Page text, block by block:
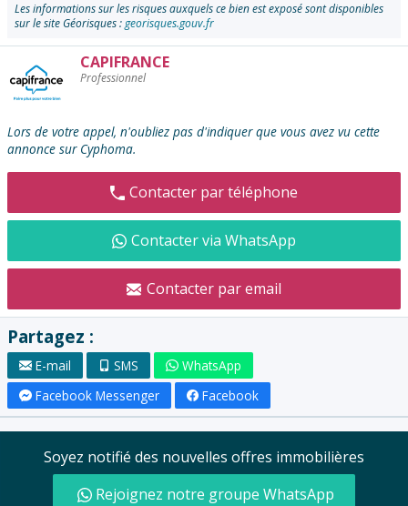
Les informations sur les risques auxquels ce bien est exposé sont disponibles
sur le site Géorisques :georisques.gouv.fr
Contacter
l'annonceur
CAPIFRANCE
Professionnel
Lors de votre appel, n'oubliez pas d'indiquer que vous avez vu cette
annonce sur Cyphoma.
Contacter par téléphone
Contacter via WhatsApp
Contacter par email
Partagez :
E-mail SMS
WhatsApp
Facebook Messenger
Facebook
Soyez notifié des nouvelles offres immobilières
Rejoignez notre groupe WhatsApp